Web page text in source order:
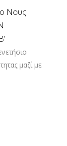
ο Νους
μαζί με